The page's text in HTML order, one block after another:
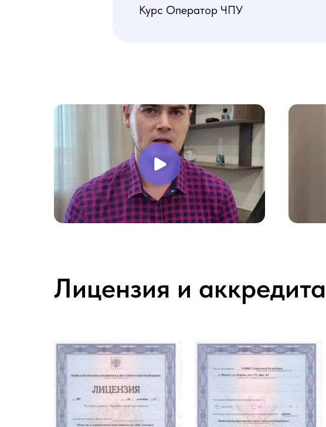
Курс Оператор ЧПУ
Лицензия и